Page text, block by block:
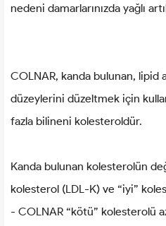
nedeni damarlarınızda yağlı
COLNAR, kanda bulunan, lipid
düzeylerini düzeltmek için
fazla bilineni kolesteroldür.
Kanda bulunan kolesterolün
kolesterol (LDL-K) ve “iyi”
- COLNAR “kötü” kolesterolü